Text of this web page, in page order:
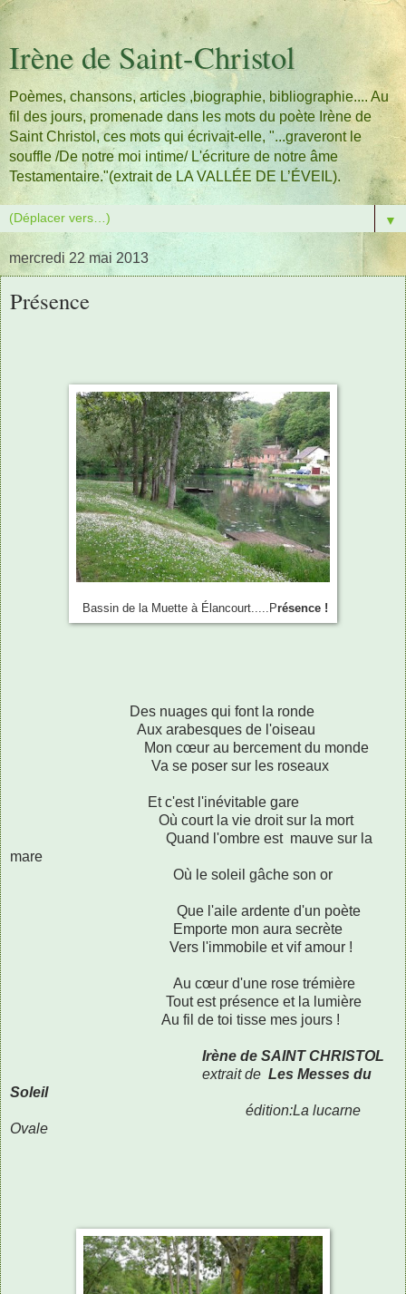
Irène de Saint-Christol
Poèmes, chansons, articles ,biographie, bibliographie.... Au
fil des jours, promenade dans les mots du poète Irène de
Saint Christol, ces mots qui écrivait-elle, "...graveront le
souffle /De notre moi intime/ L'écriture de notre âme
Testamentaire."(extrait de LA VALLÉE DE L’ÉVEIL).
▼
mercredi 22 mai 2013
Présence
Bassin de la Muette à Élancourt.....Présence !
Des nuages qui font la ronde
Aux arabesques de l'oiseau
Mon cœur au bercement du monde
Va se poser sur les roseaux
Et c'est l'inévitable gare
Où court la vie droit sur la mort
Quand l'ombre est mauve sur la
mare
Où le soleil gâche son or
Que l'aile ardente d'un poète
Emporte mon aura secrète
Vers l'immobile et vif amour !
Au cœur d'une rose trémière
Tout est présence et la lumière
Au fil de toi tisse mes jours !
Irène de SAINT CHRISTOL
extrait de Les Messes du
Soleil
édition:La lucarne
Ovale